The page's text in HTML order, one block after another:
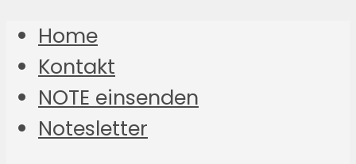
Home
Kontakt
NOTE einsenden
Notesletter